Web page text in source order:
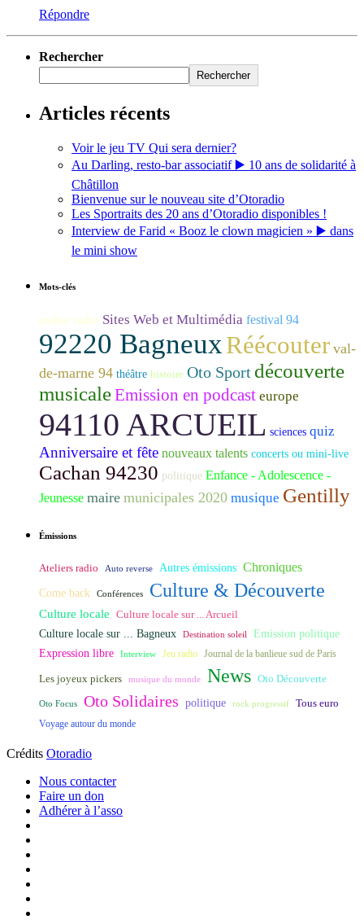
Répondre
Rechercher
Rechercher
Articles récents
Voir le jeu TV Qui sera dernier?
Au Darling, resto-bar associatif ▶️ 10 ans de solidarité à
Châtillon
Bienvenue sur le nouveau site d’Otoradio
Les Sportraits des 20 ans d’Otoradio disponibles !
Interview de Farid « Booz le clown magicien » ▶️ dans
le mini show
Mots-clés
atelier radio Sites Web et Multimédia festival 94
92220 BagneuxRéécouter val-
de-marne 94 théâtre histoire Oto Sport découverte
musicaleEmission en podcast europe
94110 ARCUEIL sciences quiz
Anniversaire et fête nouveaux talents concerts ou mini-live
Cachan 94230 politique Enfance - Adolescence -
Jeunesse maire municipales 2020 musique Gentilly
Émissions
Ateliers radio Auto reverse Autres émissions Chroniques
Come back Conférences Culture & Découverte
Culture locale Culture locale sur ... Arcueil
Culture locale sur ... Bagneux Destination soleil Emission politique
Expression libre Interview Jeu radio Journal de la banlieue sud de Paris
Les joyeux pickers musique du monde News Oto Découverte
Oto Focus Oto Solidaires politique rock progressif Tous euro
Voyage autour du monde
Crédits Otoradio
Nous contacter
Faire un don
Adhérer à l’asso